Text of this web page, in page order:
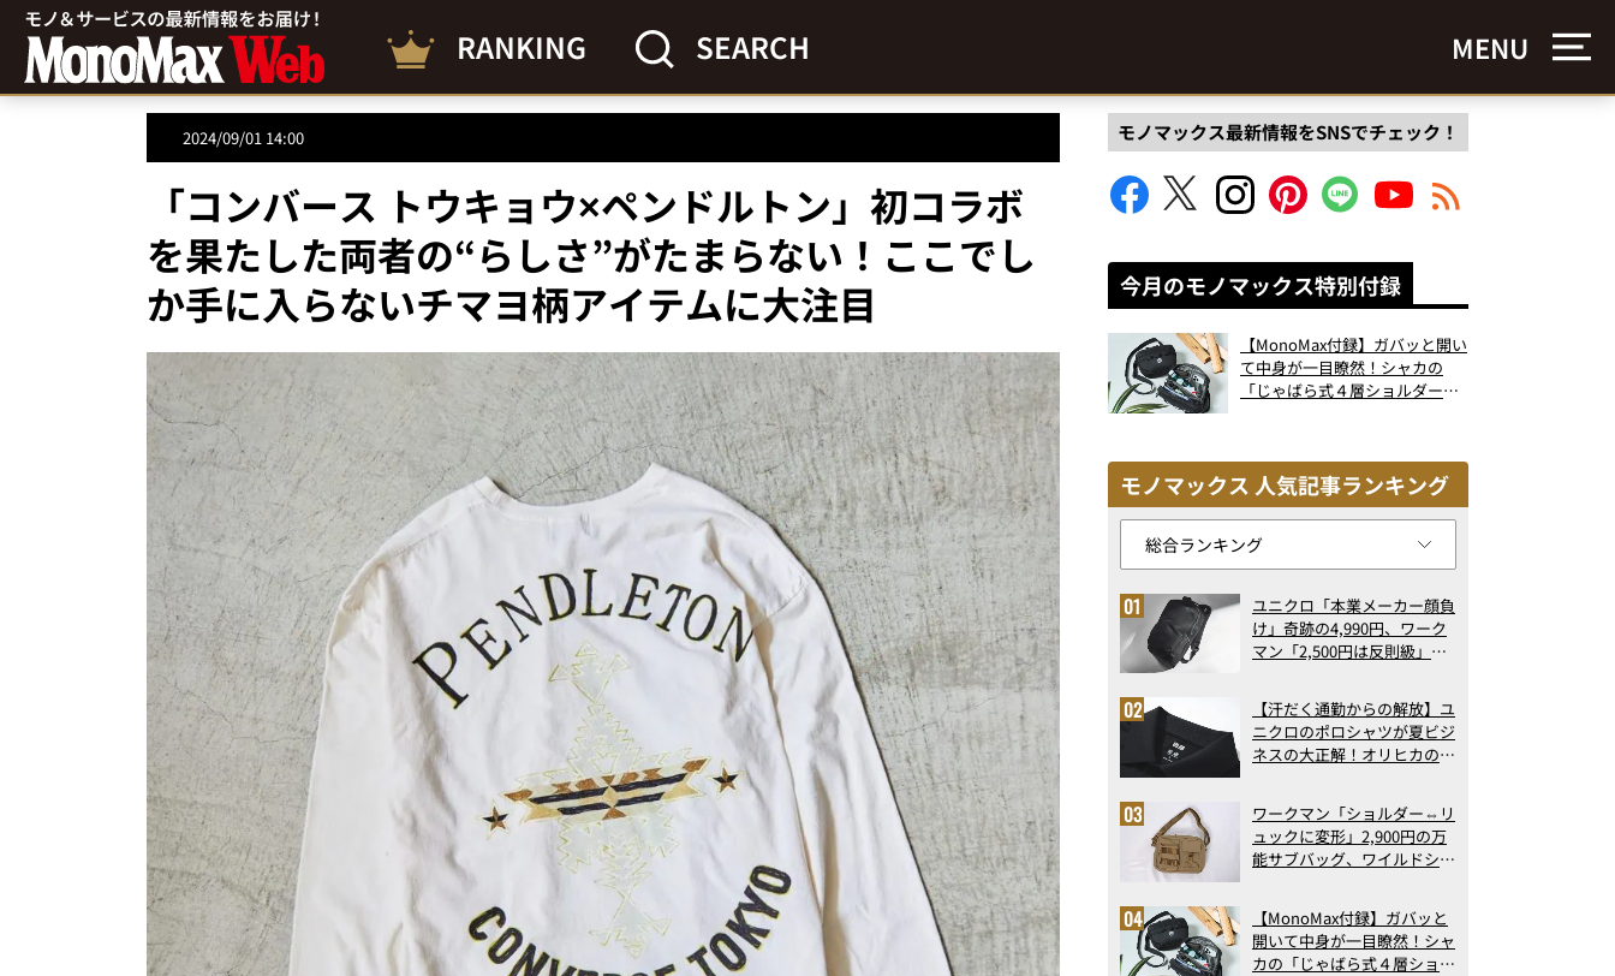
RANKING SEARCH MENU
2024/09/01 14:00
「コンバース トウキョウ×ペンドルトン」初コラボ
を果たした両者の“らしさ”がたまらない！ここでし
か手に入らないチマヨ柄アイテムに大注目
モノマックス最新情報をSNSでチェック！
今月のモノマックス特別付録
【MonoMax付録】ガバッと開い
て中身が一目瞭然！シャカの
「じゃばら式４層ショルダーバ
モノマックス 人気記事ランキング
ユニクロ「本業メーカー顔負
け」奇跡の4,990円、ワーク
マン「2,500円は反則級」凄
ト3】（2026年6月版）
【汗だく通勤からの解放】ユ
ニクロのポロシャツが夏ビジ
ネスの大正解！オリヒカの透
アの実力
ワークマン「ショルダー⇔リ
ュックに変形」2,900円の万
能サブバッグ、ワイルドシン
記事ランキングベスト3】
（2026年6月版）
【MonoMax付録】ガバッと
開いて中身が一目瞭然！シャ
カの「じゃばら式４層ショル